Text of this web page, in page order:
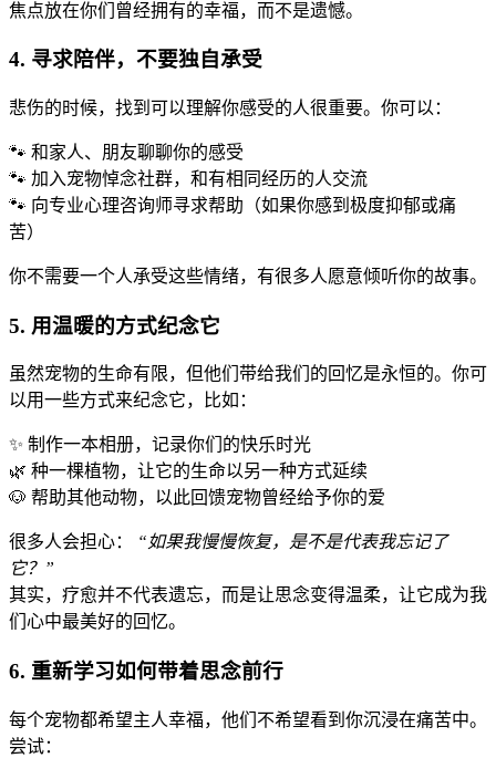
焦点放在你们曾经拥有的幸福，而不是遗憾。
4. 寻求陪伴，不要独自承受
悲伤的时候，找到可以理解你感受的人很重要。你可以：
🐾 和家人、朋友聊聊你的感受
🐾 加入宠物悼念社群，和有相同经历的人交流
🐾 向专业心理咨询师寻求帮助（如果你感到极度抑郁或痛
苦）
你不需要一个人承受这些情绪，有很多人愿意倾听你的故事。
5. 用温暖的方式纪念它
虽然宠物的生命有限，但他们带给我们的回忆是永恒的。你可
以用一些方式来纪念它，比如：
✨ 制作一本相册，记录你们的快乐时光
🌿 种一棵植物，让它的生命以另一种方式延续
🐶 帮助其他动物，以此回馈宠物曾经给予你的爱
很多人会担心：
“如果我慢慢恢复，是不是代表我忘记了
它？”
其实，疗愈并不代表遗忘，而是让思念变得温柔，让它成为我
们心中最美好的回忆。
6. 重新学习如何带着思念前行
每个宠物都希望主人幸福，他们不希望看到你沉浸在痛苦中。
尝试：